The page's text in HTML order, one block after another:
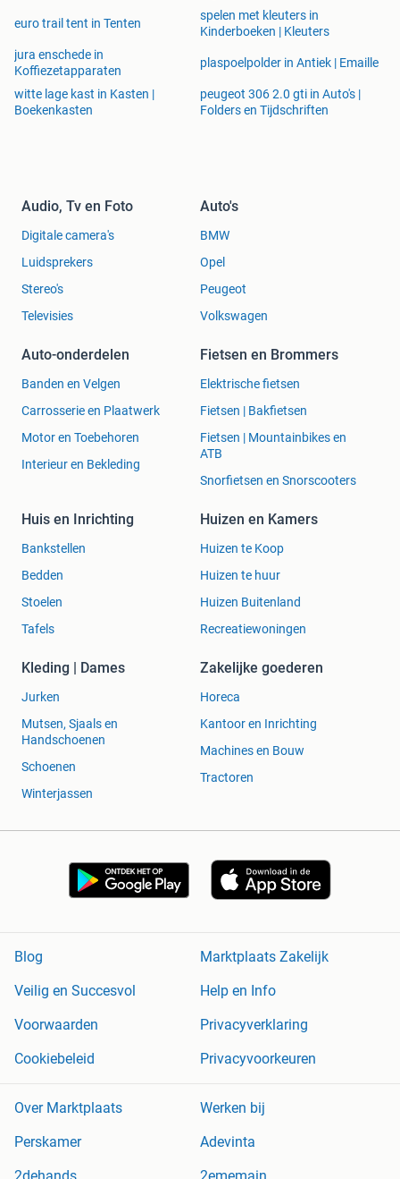
euro trail tent in Tenten
spelen met kleuters in
Kinderboeken | Kleuters
jura enschede in
Koffiezetapparaten
plaspoelpolder in Antiek | Emaille
witte lage kast in Kasten |
Boekenkasten
peugeot 306 2.0 gti in Auto's |
Folders en Tijdschriften
Audio, Tv en Foto
Digitale camera's
Luidsprekers
Stereo's
Televisies
Auto's
BMW
Opel
Peugeot
Volkswagen
Auto-onderdelen
Banden en Velgen
Carrosserie en Plaatwerk
Motor en Toebehoren
Interieur en Bekleding
Fietsen en Brommers
Elektrische fietsen
Fietsen | Bakfietsen
Fietsen | Mountainbikes en
ATB
Snorfietsen en Snorscooters
Huis en Inrichting
Bankstellen
Bedden
Stoelen
Tafels
Huizen en Kamers
Huizen te Koop
Huizen te huur
Huizen Buitenland
Recreatiewoningen
Kleding | Dames
Jurken
Mutsen, Sjaals en
Handschoenen
Schoenen
Winterjassen
Zakelijke goederen
Horeca
Kantoor en Inrichting
Machines en Bouw
Tractoren
Blog
Marktplaats Zakelijk
Veilig en Succesvol
Help en Info
Voorwaarden
Privacyverklaring
Cookiebeleid
Privacyvoorkeuren
Over Marktplaats
Werken bij
Perskamer
Adevinta